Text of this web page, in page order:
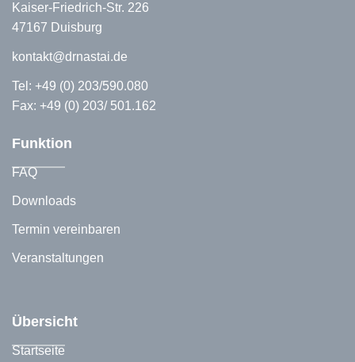
Kaiser-Friedrich-Str. 226
47167 Duisburg
kontakt@drnastai.de
Tel: +49 (0) 203/590.080
Fax: +49 (0) 203/ 501.162
Funktion
FAQ
Downloads
Termin vereinbaren
Veranstaltungen
Übersicht
Startseite